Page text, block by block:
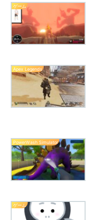
ゲーム
Apex Legends
PowerWash Simulator
ゲーム